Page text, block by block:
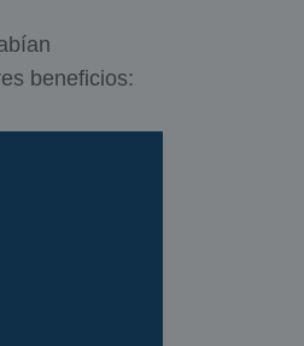
beneficios: